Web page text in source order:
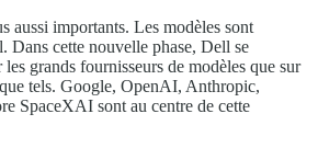
aussi importants. Les modèles sont
Dans cette nouvelle phase, Dell se
grands fournisseurs de modèles que sur
tels. Google, OpenAI, Anthropic,
SpaceXAI sont au centre de cette